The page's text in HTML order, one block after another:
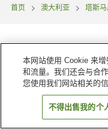
首页 澳大利亚 塔斯
本网站使用 Cookie 来
和流量。我们还会与合
您使用我们网站相关的信
不得出售我的个